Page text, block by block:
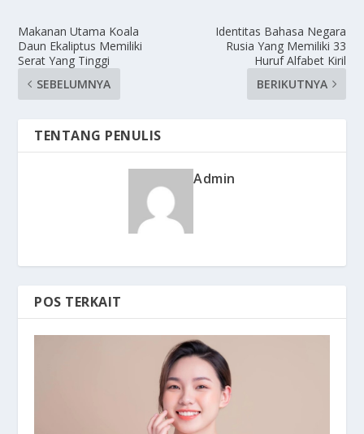
Makanan Utama Koala
Daun Ekaliptus Memiliki
Serat Yang Tinggi
SEBELUMNYA
Identitas Bahasa Negara
Rusia Yang Memiliki 33
Huruf Alfabet Kiril
BERIKUTNYA
TENTANG PENULIS
Admin
POS TERKAIT